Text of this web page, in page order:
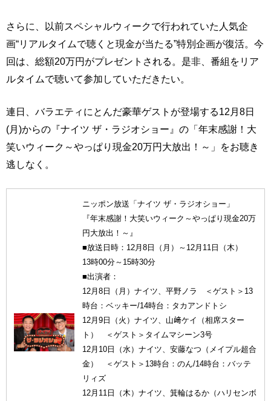
さらに、以前スペシャルウィークで行われていた人気企
画“リアルタイムで聴くと現金が当たる”特別企画が復活。今
回は、総額20万円がプレゼントされる。是非、番組をリア
ルタイムで聴いて参加していただきたい。
連日、バラエティにとんだ豪華ゲストが登場する12月8日
(月)からの『ナイツ ザ・ラジオショー』の「年末感謝！大
笑いウィーク～やっぱり現金20万円大放出！～」をお聴き
逃しなく。
ニッポン放送「ナイツ ザ・ラジオショー」
『年末感謝！大笑いウィーク～やっぱり現金20万
円大放出！～』
■放送日時：12月8日（月）～12月11日（木）
13時00分～15時30分
■出演者：
12月8日（月）ナイツ、平野ノラ ＜ゲスト＞13
時台：ベッキー/14時台：タカアンドトシ
12月9日（火）ナイツ、山﨑ケイ（相席スター
ト） ＜ゲスト＞タイムマシーン3号
12月10日（水）ナイツ、安藤なつ（メイプル超合
金） ＜ゲスト＞13時台：のん/14時台：バッテ
リィズ
12月11日（木）ナイツ、箕輪はるか（ハリセンボ